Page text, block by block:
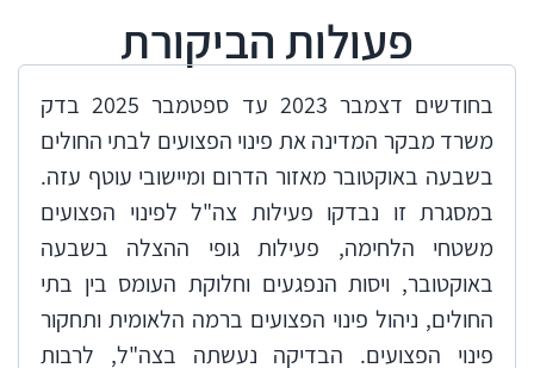
פעולות הביקורת
בחודשים דצמבר 2023 עד ספטמבר 2025 בדק
משרד מבקר המדינה את פינוי הפצועים לבתי החולים
בשבעה באוקטובר מאזור הדרום ומיישובי עוטף עזה.
במסגרת זו נבדקו פעילות צה"ל לפינוי הפצועים
משטחי הלחימה, פעילות גופי ההצלה בשבעה
באוקטובר, ויסות הנפגעים וחלוקת העומס בין בתי
החולים, ניהול פינוי הפצועים ברמה הלאומית ותחקור
פינוי הפצועים. הבדיקה נעשתה בצה"ל, לרבות